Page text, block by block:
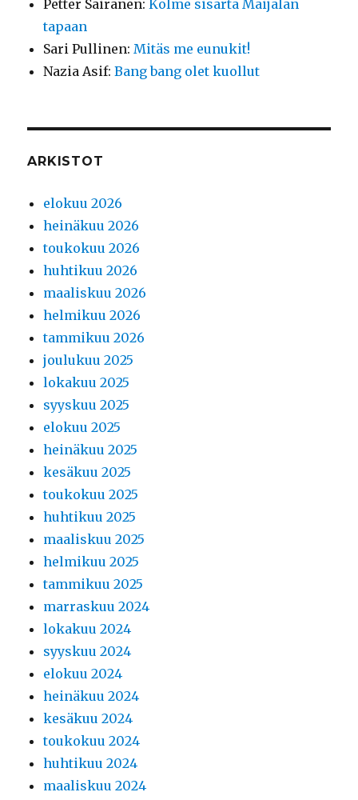
Petter Sairanen:Kolme sisarta Maijalan
tapaan
Sari Pullinen:Mitäs me eunukit!
Nazia Asif:Bang bang olet kuollut
ARKISTOT
elokuu 2026
heinäkuu 2026
toukokuu 2026
huhtikuu 2026
maaliskuu 2026
helmikuu 2026
tammikuu 2026
joulukuu 2025
lokakuu 2025
syyskuu 2025
elokuu 2025
heinäkuu 2025
kesäkuu 2025
toukokuu 2025
huhtikuu 2025
maaliskuu 2025
helmikuu 2025
tammikuu 2025
marraskuu 2024
lokakuu 2024
syyskuu 2024
elokuu 2024
heinäkuu 2024
kesäkuu 2024
toukokuu 2024
huhtikuu 2024
maaliskuu 2024